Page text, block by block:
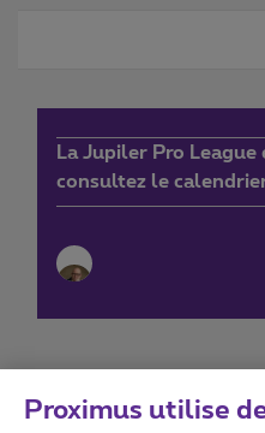
La Jupiler Pro
consultez le
Proximus utilise